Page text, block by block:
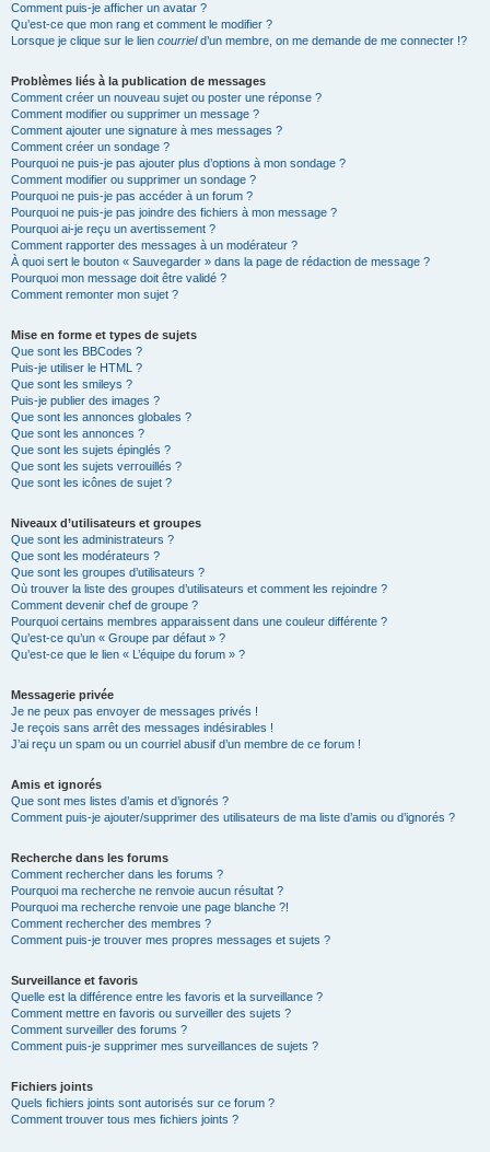
Comment puis-je afficher un avatar ?
Qu’est-ce que mon rang et comment le modifier ?
Lorsque je clique sur le lien courrield’un membre, on me demande de me connecter !?
Problèmes liés à la publication de messages
Comment créer un nouveau sujet ou poster une réponse ?
Comment modifier ou supprimer un message ?
Comment ajouter une signature à mes messages ?
Comment créer un sondage ?
Pourquoi ne puis-je pas ajouter plus d’options à mon sondage ?
Comment modifier ou supprimer un sondage ?
Pourquoi ne puis-je pas accéder à un forum ?
Pourquoi ne puis-je pas joindre des fichiers à mon message ?
Pourquoi ai-je reçu un avertissement ?
Comment rapporter des messages à un modérateur ?
À quoi sert le bouton « Sauvegarder » dans la page de rédaction de message ?
Pourquoi mon message doit être validé ?
Comment remonter mon sujet ?
Mise en forme et types de sujets
Que sont les BBCodes ?
Puis-je utiliser le HTML ?
Que sont les smileys ?
Puis-je publier des images ?
Que sont les annonces globales ?
Que sont les annonces ?
Que sont les sujets épinglés ?
Que sont les sujets verrouillés ?
Que sont les icônes de sujet ?
Niveaux d’utilisateurs et groupes
Que sont les administrateurs ?
Que sont les modérateurs ?
Que sont les groupes d’utilisateurs ?
Où trouver la liste des groupes d’utilisateurs et comment les rejoindre ?
Comment devenir chef de groupe ?
Pourquoi certains membres apparaissent dans une couleur différente ?
Qu’est-ce qu’un « Groupe par défaut » ?
Qu’est-ce que le lien « L’équipe du forum » ?
Messagerie privée
Je ne peux pas envoyer de messages privés !
Je reçois sans arrêt des messages indésirables !
J’ai reçu un spam ou un courriel abusif d’un membre de ce forum !
Amis et ignorés
Que sont mes listes d’amis et d’ignorés ?
Comment puis-je ajouter/supprimer des utilisateurs de ma liste d’amis ou d’ignorés ?
Recherche dans les forums
Comment rechercher dans les forums ?
Pourquoi ma recherche ne renvoie aucun résultat ?
Pourquoi ma recherche renvoie une page blanche ?!
Comment rechercher des membres ?
Comment puis-je trouver mes propres messages et sujets ?
Surveillance et favoris
Quelle est la différence entre les favoris et la surveillance ?
Comment mettre en favoris ou surveiller des sujets ?
Comment surveiller des forums ?
Comment puis-je supprimer mes surveillances de sujets ?
Fichiers joints
Quels fichiers joints sont autorisés sur ce forum ?
Comment trouver tous mes fichiers joints ?